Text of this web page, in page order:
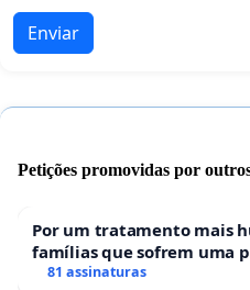
Enviar
Petições promovidas por
Por um tratamento mais
famílias que sofrem uma
hospitais portugueses
81 assinaturas